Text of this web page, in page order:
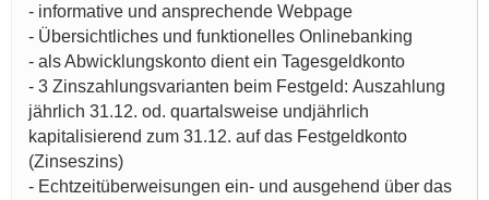
- informative und ansprechende Webpage
- Übersichtliches und funktionelles Onlinebanking
- als Abwicklungskonto dient ein Tagesgeldkonto
- 3 Zinszahlungsvarianten beim Festgeld: Auszahlung
jährlich 31.12. od. quartalsweise undjährlich
kapitalisierend zum 31.12. auf das Festgeldkonto
(Zinseszins)
- Echtzeitüberweisungen ein- und ausgehend über das